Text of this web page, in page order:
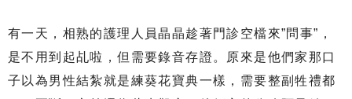
有一天，相熟的護理人員晶晶趁著門診空檔來”問事”，
是不用到起乩啦，但需要錄音存證。原來是他們家那口
子以為男性結紮就是練葵花寶典一樣，需要整副牲禮都